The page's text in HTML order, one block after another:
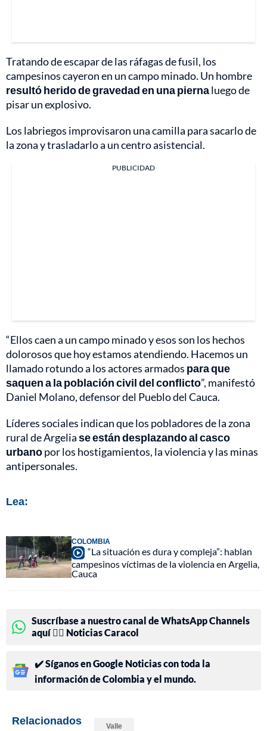
Tratando de escapar de las ráfagas de fusil, los
campesinos cayeron en un campo minado. Un hombre
resultó herido de gravedad en una piernaluego de
pisar un explosivo.
Los labriegos improvisaron una camilla para sacarlo de
la zona y trasladarlo a un centro asistencial.
PUBLICIDAD
“Ellos caen a un campo minado y esos son los hechos
dolorosos que hoy estamos atendiendo. Hacemos un
llamado rotundo a los actores armados para que
saquen a la población civil del conflicto”, manifestó
Daniel Molano, defensor del Pueblo del Cauca.
Líderes sociales indican que los pobladores de la zona
rural de Argeliase están desplazando al casco
urbanopor los hostigamientos, la violencia y las minas
antipersonales.
Lea:
COLOMBIA
“La situación es dura y compleja”: hablan
campesinos víctimas de la violencia en Argelia,
Cauca
Suscríbase a nuestro canal de WhatsApp Channels
aquí 👉🏻 Noticias Caracol
✔️ Síganos en Google Noticias con toda la
información de Colombia y el mundo.
Relacionados Valle